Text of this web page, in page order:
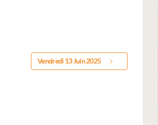
Vendredi 13 Juin 2025